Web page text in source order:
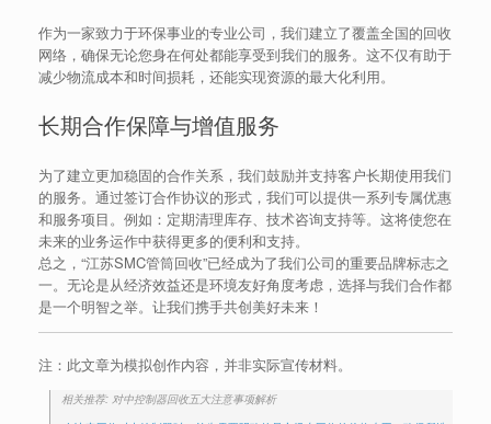
作为一家致力于环保事业的专业公司，我们建立了覆盖全国的回收
网络，确保无论您身在何处都能享受到我们的服务。这不仅有助于
减少物流成本和时间损耗，还能实现资源的最大化利用。
长期合作保障与增值服务
为了建立更加稳固的合作关系，我们鼓励并支持客户长期使用我们
的服务。通过签订合作协议的形式，我们可以提供一系列专属优惠
和服务项目。例如：定期清理库存、技术咨询支持等。这将使您在
未来的业务运作中获得更多的便利和支持。
总之，“江苏SMC管筒回收”已经成为了我们公司的重要品牌标志之
一。无论是从经济效益还是环境友好角度考虑，选择与我们合作都
是一个明智之举。让我们携手共创美好未来！
注：此文章为模拟创作内容，并非实际宣传材料。
相关推荐: 对中控制器回收五大注意事项解析